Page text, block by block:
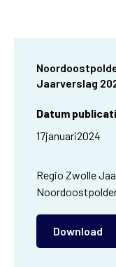
Jaarverslag
Datum
17januari2024
Regio Zwolle
Download